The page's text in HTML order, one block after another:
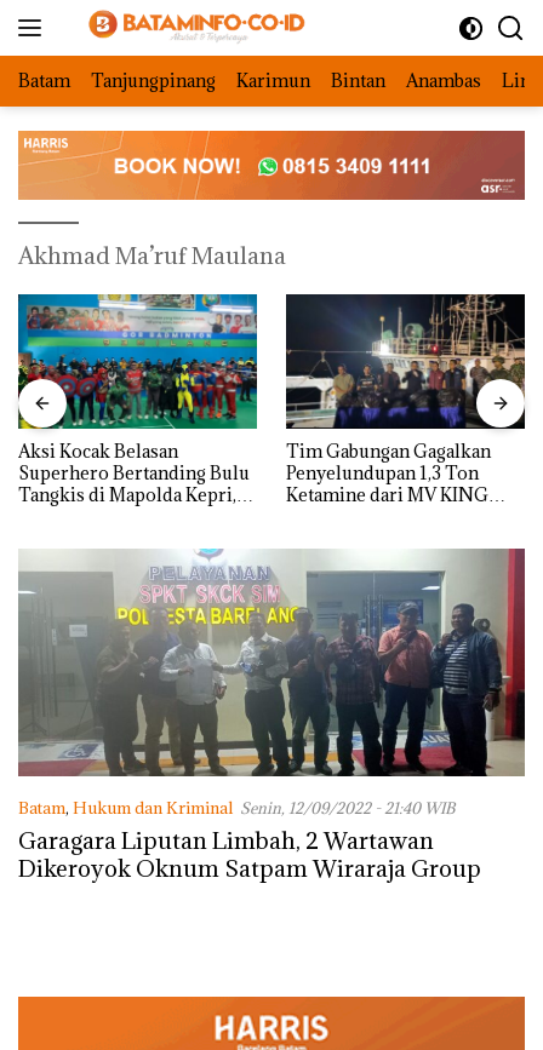
Batam Tanjungpinang Karimun Bintan Anambas
Akhmad Ma’ruf Maulana
Aksi Kocak Belasan
Superhero Bertanding Bulu
Tangkis di Mapolda Kepri,
Tim Gabungan Gagalkan
Penyelundupan 1,3 Ton
Ketamine dari MV KING
Batam, Hukum dan Kriminal Senin, 12/09/2022 - 21:40 WIB
Garagara Liputan Limbah, 2 Wartawan
Dikeroyok Oknum Satpam Wiraraja Group